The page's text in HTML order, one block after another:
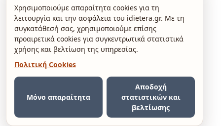
Χρησιμοποιούμε απαραίτητα cookies για τη
λειτουργία και την ασφάλεια του idietera.gr. Με τη
συγκατάθεσή σας, χρησιμοποιούμε επίσης
προαιρετικά cookies για συγκεντρωτικά στατιστικά
χρήσης και βελτίωση της υπηρεσίας.
Πολιτική Cookies
Μόνο απαραίτητα
Αποδοχή
στατιστικών και
βελτίωσης